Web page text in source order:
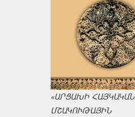
«ԱՐՑԱԽԻ ՀԱՅԿԱԿԱՆ
ՄՇԱԿՈՒԹԱՅԻՆ